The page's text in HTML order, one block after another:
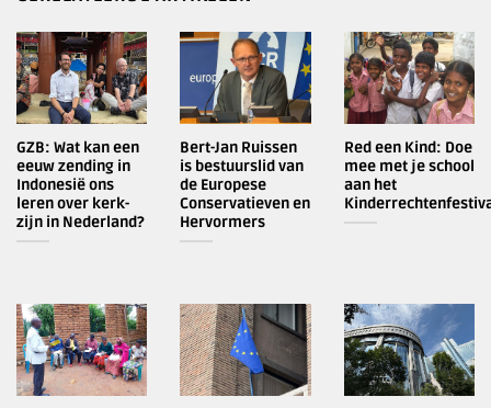
GZB: Wat kan een
eeuw zending in
Indonesië ons
leren over kerk-
zijn in Nederland?
Bert-Jan Ruissen
is bestuurslid van
de Europese
Conservatieven en
Hervormers
Red een Kind: Doe
mee met je school
aan het